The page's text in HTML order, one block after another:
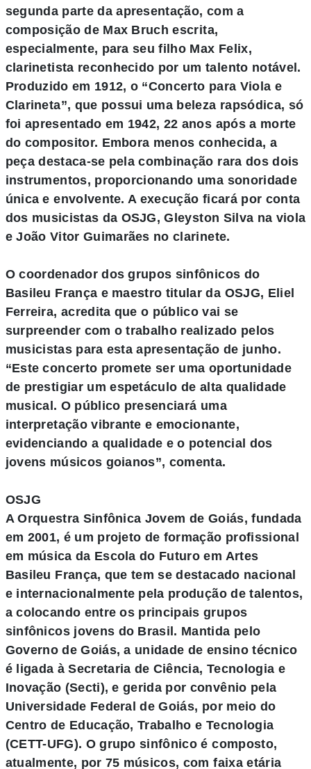
segunda parte da apresentação, com a
composição de Max Bruch escrita,
especialmente, para seu filho Max Felix,
clarinetista reconhecido por um talento notável.
Produzido em 1912, o “Concerto para Viola e
Clarineta”, que possui uma beleza rapsódica, só
foi apresentado em 1942, 22 anos após a morte
do compositor. Embora menos conhecida, a
peça destaca-se pela combinação rara dos dois
instrumentos, proporcionando uma sonoridade
única e envolvente. A execução ficará por conta
dos musicistas da OSJG, Gleyston Silva na viola
e João Vitor Guimarães no clarinete.
O coordenador dos grupos sinfônicos do
Basileu França e maestro titular da OSJG, Eliel
Ferreira, acredita que o público vai se
surpreender com o trabalho realizado pelos
musicistas para esta apresentação de junho.
“Este concerto promete ser uma oportunidade
de prestigiar um espetáculo de alta qualidade
musical. O público presenciará uma
interpretação vibrante e emocionante,
evidenciando a qualidade e o potencial dos
jovens músicos goianos”, comenta.
OSJG
A Orquestra Sinfônica Jovem de Goiás, fundada
em 2001, é um projeto de formação profissional
em música da Escola do Futuro em Artes
Basileu França, que tem se destacado nacional
e internacionalmente pela produção de talentos,
a colocando entre os principais grupos
sinfônicos jovens do Brasil. Mantida pelo
Governo de Goiás, a unidade de ensino técnico
é ligada à Secretaria de Ciência, Tecnologia e
Inovação (Secti), e gerida por convênio pela
Universidade Federal de Goiás, por meio do
Centro de Educação, Trabalho e Tecnologia
(CETT-UFG). O grupo sinfônico é composto,
atualmente, por 75 músicos, com faixa etária